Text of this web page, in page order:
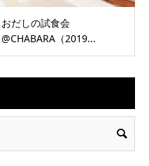
おだしの試食会
@CHABARA（2019...